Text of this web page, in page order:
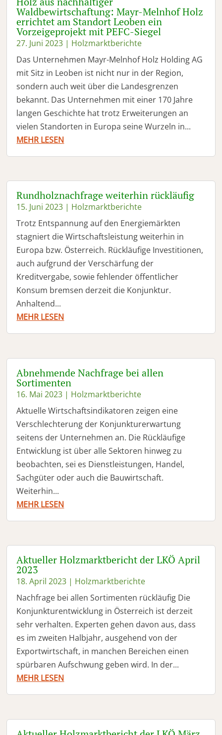
Waldbewirtschaftung: Mayr-Melnhof Holz
errichtet am Standort Leoben ein
Vorzeigeprojekt mit PEFC-Siegel
27. Juni 2023 | Holzmarktberichte
Das Unternehmen Mayr-Melnhof Holz Holding AG
mit Sitz in Leoben ist nicht nur in der Region,
sondern auch weit über die Landesgrenzen
bekannt. Das Unternehmen mit einer 170 Jahre
langen Geschichte hat trotz Erweiterungen an
vielen Standorten in Europa seine Wurzeln in...
MEHR LESEN
Rundholznachfrage weiterhin rückläufig
15. Juni 2023 | Holzmarktberichte
Trotz Entspannung auf den Energiemärkten
stagniert die Wirtschaftsleistung weiterhin in
Europa bzw. Österreich. Rückläufige Investitionen,
auch aufgrund der Verschärfung der
Kreditvergabe, sowie fehlender öffentlicher
Konsum bremsen derzeit die Konjunktur.
Anhaltend...
MEHR LESEN
Abnehmende Nachfrage bei allen
Sortimenten
16. Mai 2023 | Holzmarktberichte
Aktuelle Wirtschaftsindikatoren zeigen eine
Verschlechterung der Konjunkturerwartung
seitens der Unternehmen an. Die Rückläufige
Entwicklung ist über alle Sektoren hinweg zu
beobachten, sei es Dienstleistungen, Handel,
Sachgüter oder auch die Bauwirtschaft.
Weiterhin...
MEHR LESEN
Aktueller Holzmarktbericht der LKÖ April
2023
18. April 2023 | Holzmarktberichte
Nachfrage bei allen Sortimenten rückläufig Die
Konjunkturentwicklung in Österreich ist derzeit
sehr verhalten. Experten gehen davon aus, dass
es im zweiten Halbjahr, ausgehend von der
Exportwirtschaft, in manchen Bereichen einen
spürbaren Aufschwung geben wird. In der...
MEHR LESEN